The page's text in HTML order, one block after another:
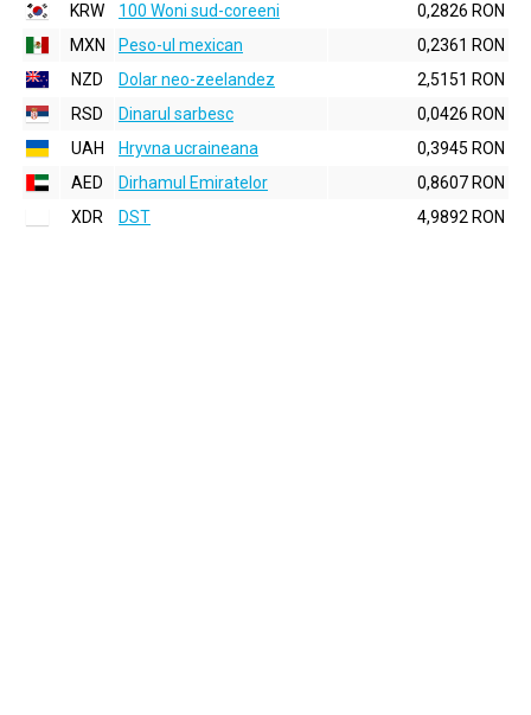
KRW
100 Woni sud-coreeni
0,2826 RON
MXN
Peso-ul mexican
0,2361 RON
NZD
Dolar neo-zeelandez
2,5151 RON
RSD
Dinarul sarbesc
0,0426 RON
UAH
Hryvna ucraineana
0,3945 RON
AED
Dirhamul Emiratelor
0,8607 RON
XDR
DST 4,9892 RON